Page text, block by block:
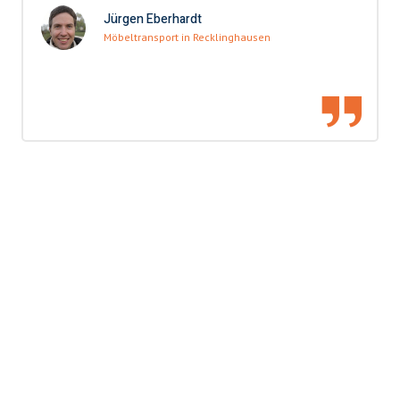
Jürgen Eberhardt
Möbeltransport in Recklinghausen